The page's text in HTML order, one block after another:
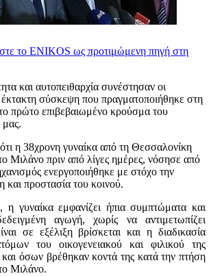
το ENIKOS ως προτιμώμενη πηγή στη
και αυτοπειθαρχία συνέστησαν οι
σύσκεψη που πραγματοποιήθηκε στη
πρώτο επιβεβαιωμένο κρούσμα του
η 38χρονη γυναίκα από τη Θεσσαλονίκη
Μιλάνο πριν από λίγες ημέρες, νόσησε από
ενεργοποιήθηκε με στόχο την
προστασία του κοινού.
γυναίκα εμφανίζει ήπια συμπτώματα και
αγωγή, χωρίς να αντιμετωπίζει
σε εξέλιξη βρίσκεται και η διαδικασία
του οικογενειακού και φιλικού της
όσων βρέθηκαν κοντά της κατά την πτήση
Μιλάνο.